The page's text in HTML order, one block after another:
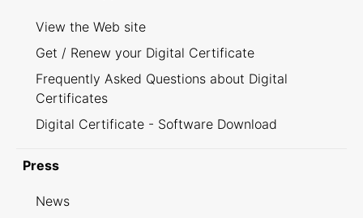
View the Web site
Get / Renew your Digital Certificate
Frequently Asked Questions about Digital
Certificates
Digital Certificate - Software Download
Press
News